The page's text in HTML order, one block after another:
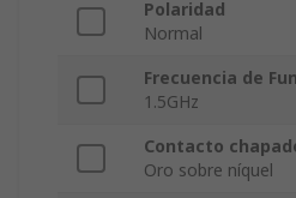
Polaridad
Normal
Frecuencia de
1.5GHz
Contacto
Oro sobre níquel